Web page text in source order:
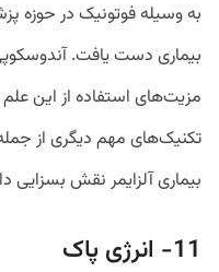
به وسیله فوتونیک در حوزه
بیماری دست یافت.
مزیت‌های استفاده از این
بیماری آلزایمر نقش بسزایی
11- انرژی پاک